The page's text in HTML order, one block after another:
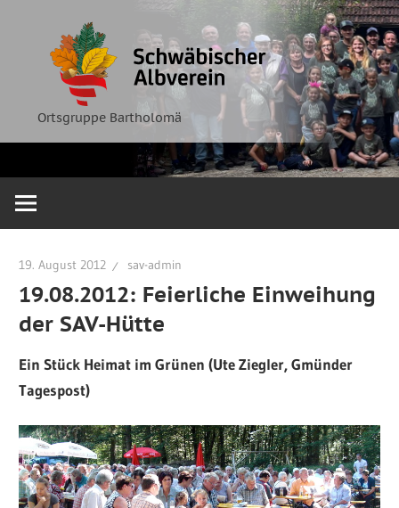
springen
Ortsgruppe Bartholomä
Albverein
Ortsgruppe
Bartholomä
19. August 2012 sav-admin
19.08.2012: Feierliche Einweihung
der SAV-Hütte
Ein Stück Heimat im Grünen (Ute Ziegler, Gmünder
Tagespost)